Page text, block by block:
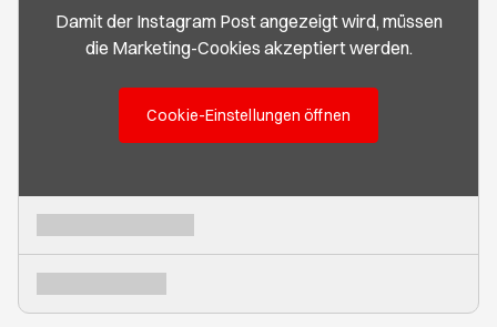
Damit der Instagram Post angezeigt wird, müssen
die Marketing-Cookies akzeptiert werden.
Cookie-Einstellungen öffnen